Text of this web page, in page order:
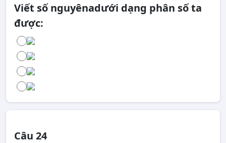
Viết số nguyênadưới dạng phân số ta
được:
Câu 24